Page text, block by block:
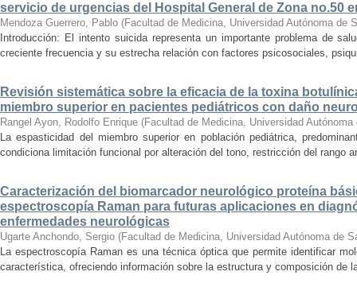
servicio de urgencias del Hospital General de Zona no.50
Mendoza Guerrero, Pablo (Facultad de Medicina, Universidad Autónoma de
Introducción: El intento suicida representa un importante problema de
creciente frecuencia y su estrecha relación con factores psicosociales,
Revisión sistemática sobre la eficacia de la toxina
miembro superior en pacientes pediátricos con daño
Rangel Ayon, Rodolfo Enrique (Facultad de Medicina, Universidad
La espasticidad del miembro superior en población pediátrica,
condiciona limitación funcional por alteración del tono, restricción del rango
Caracterización del biomarcador neurológico proteína
espectroscopía Raman para futuras aplicaciones en
enfermedades neurológicas
Ugarte Anchondo, Sergio (Facultad de Medicina, Universidad Autónoma de
La espectroscopía Raman es una técnica óptica que permite identificar
característica, ofreciendo información sobre la estructura y composición de